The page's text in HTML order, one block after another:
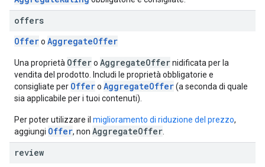
offers
Offero AggregateOffer
Una proprietà Offero AggregateOffernidificata per la
vendita del prodotto. Includi le proprietà obbligatorie e
consigliate per Offero AggregateOffer(a seconda di quale
sia applicabile per i tuoi contenuti).
Per poter utilizzare il miglioramento di riduzione del prezzo,
aggiungi Offer, non AggregateOffer.
review